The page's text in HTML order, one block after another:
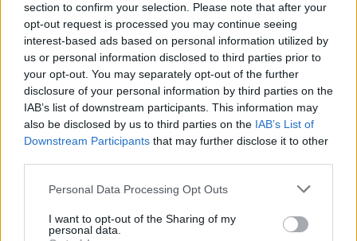
section to confirm your selection. Please note that after your
opt-out request is processed you may continue seeing
interest-based ads based on personal information utilized by
us or personal information disclosed to third parties prior to
your opt-out. You may separately opt-out of the further
disclosure of your personal information by third parties on the
IAB’s list of downstream participants. This information may
also be disclosed by us to third parties on the IAB’s List of
Downstream Participants that may further disclose it to other
Please note that this website/app uses one or more Google
not limited to your visit or usage behaviour. You may click to
grant or deny consent to Google and its third-party tags to
Personal Data Processing Opt Outs
I want to opt-out of the Sharing of my
personal data.
21 órája
Eljegyezte kedvesét George Russell